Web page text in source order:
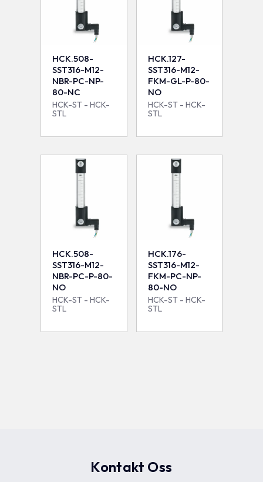
HCK.508-
SST316-M12-
NBR-PC-NP-
80-NC
HCK-ST - HCK-
STL
HCK.127-
SST316-M12-
FKM-GL-P-80-
NO
HCK-ST - HCK-
STL
HCK.508-
SST316-M12-
NBR-PC-P-80-
NO
HCK-ST - HCK-
STL
HCK.176-
SST316-M12-
FKM-PC-NP-
80-NO
HCK-ST - HCK-
STL
Kontakt Oss